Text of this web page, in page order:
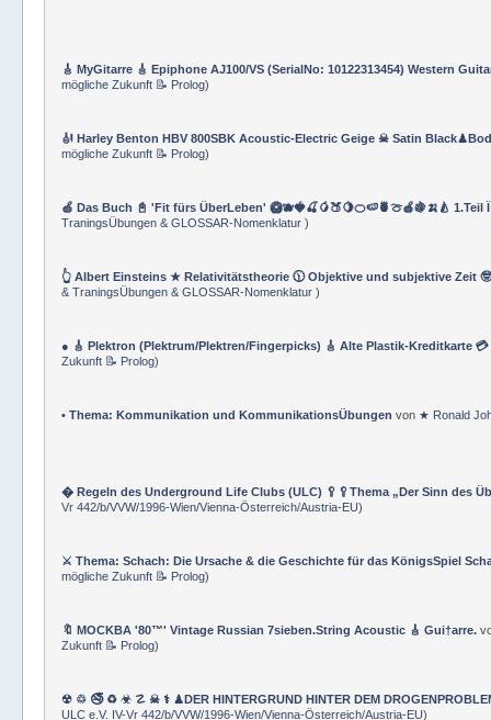
🎸 MyGitarre 🎸 Epiphone AJ100/VS (SerialNo: 10122313454) Western
mögliche Zukunft 📝 Prolog)
🎻 Harley Benton HBV 800SBK Acoustic-Electric Geige ☠ Satin
mögliche Zukunft 📝 Prolog)
🍏 Das Buch 📓 'Fit fürs ÜberLeben' 🥝🫐🍓🍒🥭🍑🍋🍊🍉🍍🍈🍎🍇🍌🍐 1.Teil
TraningsÜbungen & GLOSSAR-Nomenklatur)
👆 Albert Einsteins ★ Relativitätstheorie 🕦 Objektive und subjektive Zeit
& TraningsÜbungen & GLOSSAR-Nomenklatur)
● 🎸 Plektron (Plektrum/Plektren/Fingerpicks) 🎸 Alte Plastik-Kreditkarte
Zukunft 📝 Prolog)
• Thema: Kommunikation und KommunikationsÜbungen von ★ Ronald
� Regeln des Underground Life Clubs (ULC) 🥄🥄Thema „Der Sinn des
Vr 442/b/VVW/1996-Wien/Vienna-Österreich/Austria-EU)
⚔ Thema: Schach: Die Ursache & die Geschichte für das KönigsSpiel
mögliche Zukunft 📝 Prolog)
🔖 MOCKBA '80™' Vintage Russian 7sieben.String Acoustic 🎸 Gui†arre.
Zukunft 📝 Prolog)
☢ ♲ 🚭 ♻ ☣ ☡ ☠ ⚕ ♟DER HINTERGRUND HINTER DEM
ULC e.V. IV-Vr 442/b/VVW/1996-Wien/Vienna-Österreich/Austria-EU)